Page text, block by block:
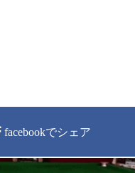
facebookでシェア